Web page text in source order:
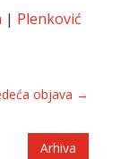
| Plenković
objava →
Arhiva